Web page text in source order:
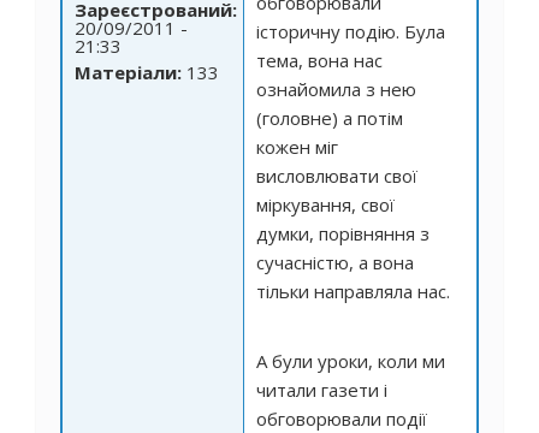
Зареєстрований:
20/09/2011 -
21:33
Матеріали: 133
історичну подію. Була
тема, вона нас
ознайомила з нею
(головне) а потім
кожен міг
висловлювати свої
міркування, свої
думки, порівняння з
сучасністю, а вона
тільки направляла нас.
А були уроки, коли ми
читали газети і
обговорювали події